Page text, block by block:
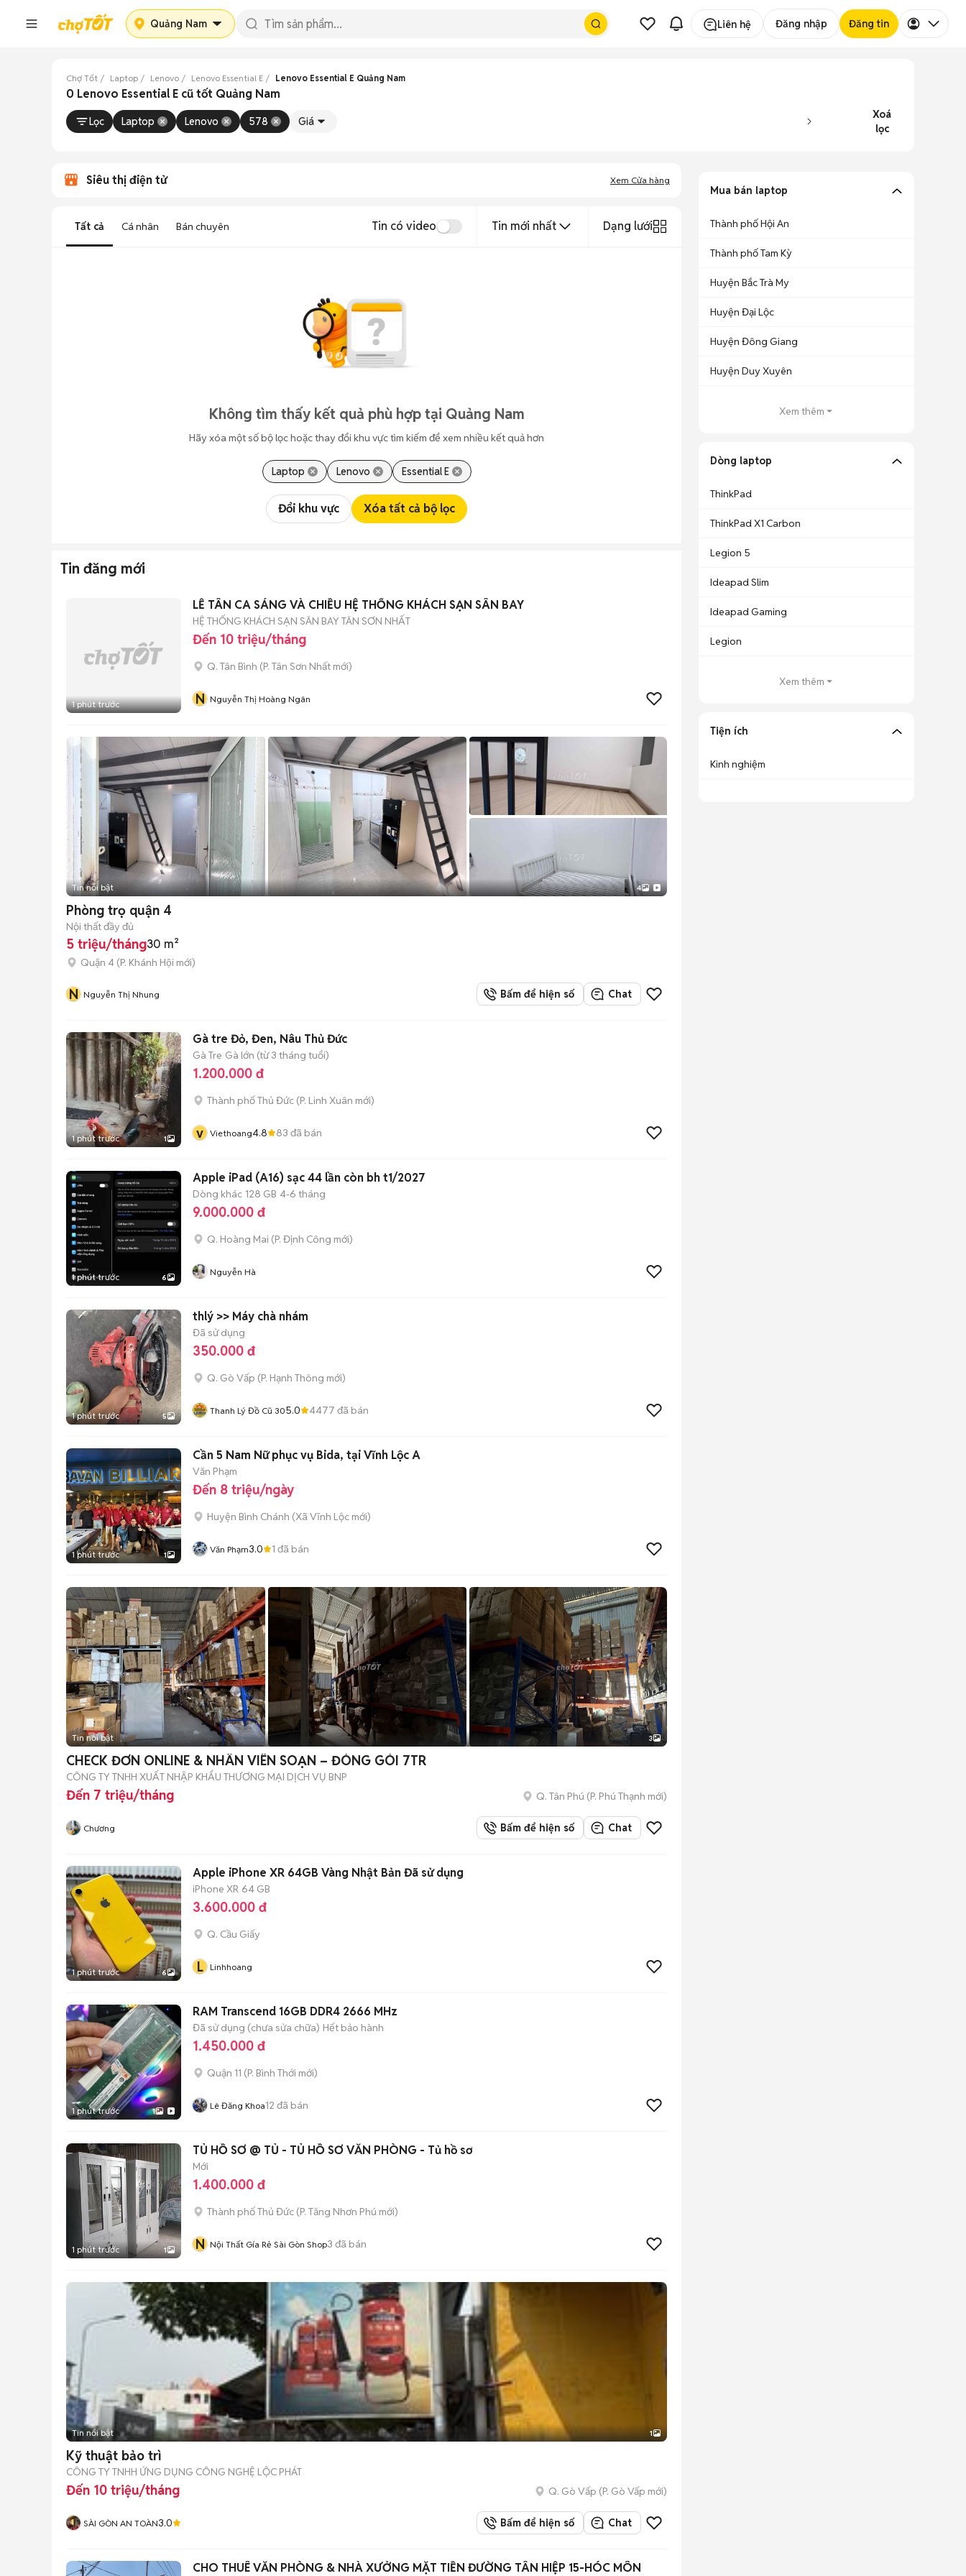
Quảng Nam Liên hệ Đăng nhập Đăng tin
Chợ Tốt Laptop Lenovo Lenovo Essential E Lenovo Essential E Quảng Nam
0 Lenovo Essential E cũ tốt Quảng Nam
Lọc Laptop Lenovo 578 Giá
Xoá
lọc
Siêu thị điện tử Xem Cửa hàng
Tất cả Cá nhân Bán chuyên Tin có video Tin mới nhất Dạng lưới
Không tìm thấy kết quả phù hợp tại Quảng Nam
Hãy xóa một số bộ lọc hoặc thay đổi khu vực tìm kiếm để xem nhiều kết quả hơn
Laptop Lenovo Essential E
Đổi khu vực Xóa tất cả bộ lọc
Tin đăng mới
1 phút trước
LỄ TÂN CA SÁNG VÀ CHIỀU HỆ THỐNG KHÁCH SẠN SÂN BAY
HỆ THỐNG KHÁCH SẠN SÂN BAY TÂN SƠN NHẤT
Đến 10 triệu/tháng
Q. Tân Bình (P. Tân Sơn Nhất mới)
N Nguyễn Thị Hoàng Ngân
Tin nổi bật 4
Phòng trọ quận 4
Nội thất đầy đủ
5 triệu/tháng30 m²
Quận 4 (P. Khánh Hội mới)
N Nguyễn Thị Nhung Bấm để hiện số Chat
1 phút trước 1
Gà tre Đỏ, Đen, Nâu Thủ Đức
Gà Tre Gà lớn (từ 3 tháng tuổi)
1.200.000 đ
Thành phố Thủ Đức (P. Linh Xuân mới)
v Viethoang4.8 83 đã bán
1 phút trước 6
Apple iPad (A16) sạc 44 lần còn bh t1/2027
Dòng khác 128 GB 4-6 tháng
9.000.000 đ
Q. Hoàng Mai (P. Định Công mới)
Nguyễn Hà
1 phút trước 5
thlý >> Máy chà nhám
Đã sử dụng
350.000 đ
Q. Gò Vấp (P. Hạnh Thông mới)
Thanh Lý Đồ Cũ 305.0 4477 đã bán
1 phút trước 1
Cần 5 Nam Nữ phục vụ Bida, tại Vĩnh Lộc A
Văn Phạm
Đến 8 triệu/ngày
Huyện Bình Chánh (Xã Vĩnh Lộc mới)
Văn Phạm3.0 1 đã bán
Tin nổi bật 3
CHECK ĐƠN ONLINE & NHÂN VIÊN SOẠN – ĐÓNG GÓI 7TR
CÔNG TY TNHH XUẤT NHẬP KHẨU THƯƠNG MẠI DỊCH VỤ BNP
Đến 7 triệu/tháng Q. Tân Phú (P. Phú Thạnh mới)
Chương Bấm để hiện số Chat
1 phút trước 6
Apple iPhone XR 64GB Vàng Nhật Bản Đã sử dụng
iPhone XR 64 GB
3.600.000 đ
Q. Cầu Giấy
L Linhhoang
1 phút trước 1
RAM Transcend 16GB DDR4 2666 MHz
Đã sử dụng (chưa sửa chữa) Hết bảo hành
1.450.000 đ
Quận 11 (P. Bình Thới mới)
Lê Đăng Khoa12 đã bán
1 phút trước 1
TỦ HỒ SƠ @ TỦ - TỦ HỒ SƠ VĂN PHÒNG - Tủ hồ sơ
Mới
1.400.000 đ
Thành phố Thủ Đức (P. Tăng Nhơn Phú mới)
N Nội Thất Gía Rẻ Sài Gòn Shop3 đã bán
Tin nổi bật 1
Kỹ thuật bảo trì
CÔNG TY TNHH ỨNG DỤNG CÔNG NGHỆ LỘC PHÁT
Đến 10 triệu/tháng Q. Gò Vấp (P. Gò Vấp mới)
SÀI GÒN AN TOÀN3.0 Bấm để hiện số Chat
CHO THUÊ VĂN PHÒNG & NHÀ XƯỞNG MẶT TIỀN ĐƯỜNG TÂN HIỆP 15-HÓC MÔN
Mua bán laptop
Thành phố Hội An
Thành phố Tam Kỳ
Huyện Bắc Trà My
Huyện Đại Lộc
Huyện Đông Giang
Huyện Duy Xuyên
Xem thêm
Dòng laptop
ThinkPad
ThinkPad X1 Carbon
Legion 5
Ideapad Slim
Ideapad Gaming
Legion
Xem thêm
Tiện ích
Kinh nghiệm